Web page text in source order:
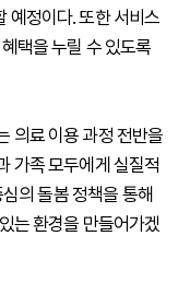
예정이다. 또한 서비스
택을 누릴 수 있도록
의료 이용 과정 전반을
가족 모두에게 실질적
의 돌봄 정책을 통해
는 환경을 만들어가겠